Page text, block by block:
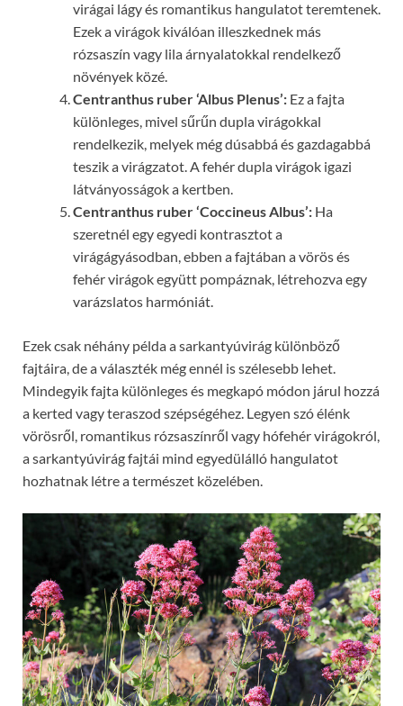
virágai lágy és romantikus hangulatot teremtenek.
Ezek a virágok kiválóan illeszkednek más
rózsaszín vagy lila árnyalatokkal rendelkező
növények közé.
Centranthus ruber ‘Albus Plenus’: Ez a fajta
különleges, mivel sűrűn dupla virágokkal
rendelkezik, melyek még dúsabbá és gazdagabbá
teszik a virágzatot. A fehér dupla virágok igazi
látványosságok a kertben.
Centranthus ruber ‘Coccineus Albus’: Ha
szeretnél egy egyedi kontrasztot a
virágágyásodban, ebben a fajtában a vörös és
fehér virágok együtt pompáznak, létrehozva egy
varázslatos harmóniát.
Ezek csak néhány példa a sarkantyúvirág különböző
fajtáira, de a választék még ennél is szélesebb lehet.
Mindegyik fajta különleges és megkapó módon járul hozzá
a kerted vagy teraszod szépségéhez. Legyen szó élénk
vörösről, romantikus rózsaszínről vagy hófehér virágokról,
a sarkantyúvirág fajtái mind egyedülálló hangulatot
hozhatnak létre a természet közelében.